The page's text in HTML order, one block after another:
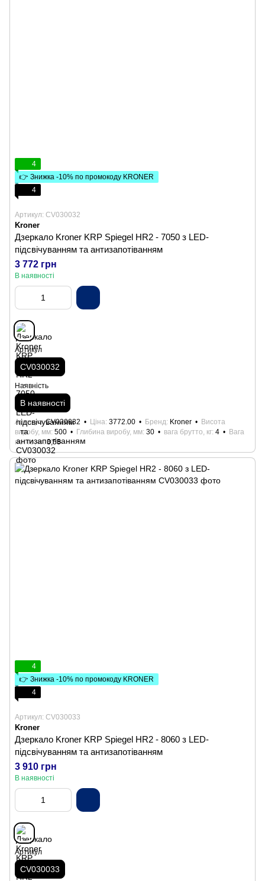
4
👉 Знижка -10% по промокоду KRONER
4
Артикул: CV030032
Kroner
Дзеркало Kroner KRP Spiegel HR2 - 7050 з LED-
підсвічуванням та антизапотіванням
3 772 грн
В наявності
Артикул
CV030032
Наявність
В наявності
Артикул CV030032 Ціна 3772.00 Бренд Kroner
Висота
виробу, мм 500 Глибина виробу, мм 30 вага брутто, кг 4
Вага
нетто, кг 3,55
4
👉 Знижка -10% по промокоду KRONER
4
Артикул: CV030033
Kroner
Дзеркало Kroner KRP Spiegel HR2 - 8060 з LED-
підсвічуванням та антизапотіванням
3 910 грн
В наявності
Артикул
CV030033